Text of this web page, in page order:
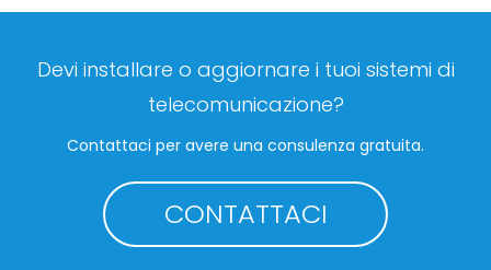
Devi installare o aggiornare i tuoi sistemi di
telecomunicazione?
Contattaci per avere una consulenza gratuita.
CONTATTACI